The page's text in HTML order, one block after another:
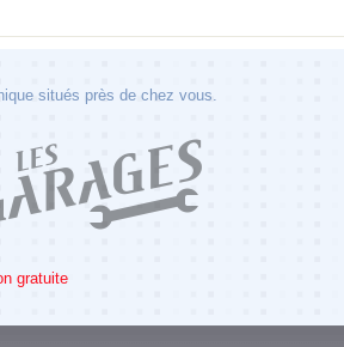
situés près de chez vous.
gratuite